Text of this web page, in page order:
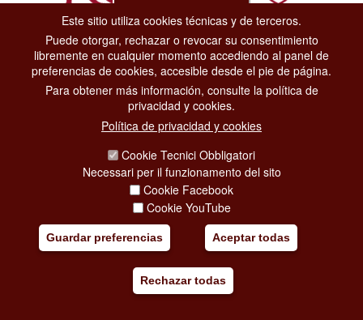
Dipartimento Grandi Eventi, Sport, Turismo e Moda.
Via di San Basilio, 51
00187 Roma
CONTACT CENTER TEL. 06 06 08
CONTATTA LA REDAZIONE
SOCIAL MEDIA POLICY
COPYRIGHT
Este sitio utiliza cookies técnicas y de terceros.
Puede otorgar, rechazar o revocar su consentimiento
libremente en cualquier momento accediendo al panel de
preferencias de cookies, accesible desde el pie de página.
Para obtener más información, consulte la política de
privacidad y cookies.
Política de privacidad y cookies
Cookie Tecnici Obbligatori
Necessari per il funzionamento del sito
Cookie Facebook
Cookie YouTube
Guardar preferencias Aceptar todas
Rechazar todas